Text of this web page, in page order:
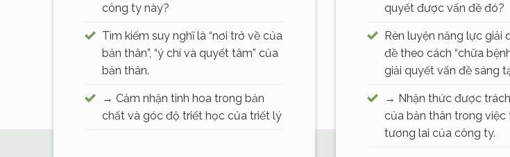
công ty này?
Tìm kiếm suy nghĩ là “nơi trở về của
bản thân”, “ý chí và quyết tâm” của
bản thân.
→ Cảm nhận tinh hoa trong bản
chất và góc độ triết học của triết lý
quyết được vấn đề đó?
Rèn luyện năng lực giải
đề theo cách “chữa
giải quyết vấn đề sáng
→ Nhận thức được
của bản thân trong việc
tương lai của công ty.